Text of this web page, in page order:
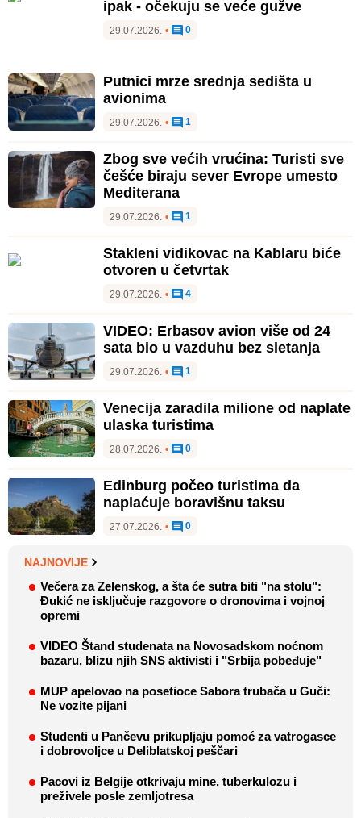
ipak - očekuju se veće gužve
29.07.2026. • 0
Putnici mrze srednja sedišta u
avionima
29.07.2026. • 1
Zbog sve većih vrućina: Turisti sve
češće biraju sever Evrope umesto
Mediterana
29.07.2026. • 1
Stakleni vidikovac na Kablaru biće
otvoren u četvrtak
29.07.2026. • 4
VIDEO: Erbasov avion više od 24
sata bio u vazduhu bez sletanja
29.07.2026. • 1
Venecija zaradila milione od naplate
ulaska turistima
28.07.2026. • 0
Edinburg počeo turistima da
naplaćuje boravišnu taksu
27.07.2026. • 0
NAJNOVIJE
Večera za Zelenskog, a šta će sutra biti "na stolu":
Đukić ne isključuje razgovore o dronovima i vojnoj
opremi
VIDEO Štand studenata na Novosadskom noćnom
bazaru, blizu njih SNS aktivisti i "Srbija pobeđuje"
MUP apelovao na posetioce Sabora trubača u Guči:
Ne vozite pijani
Studenti u Pančevu prikupljaju pomoć za vatrogasce
i dobrovoljce u Deliblatskoj peščari
Pacovi iz Belgije otkrivaju mine, tuberkulozu i
preživele posle zemljotresa